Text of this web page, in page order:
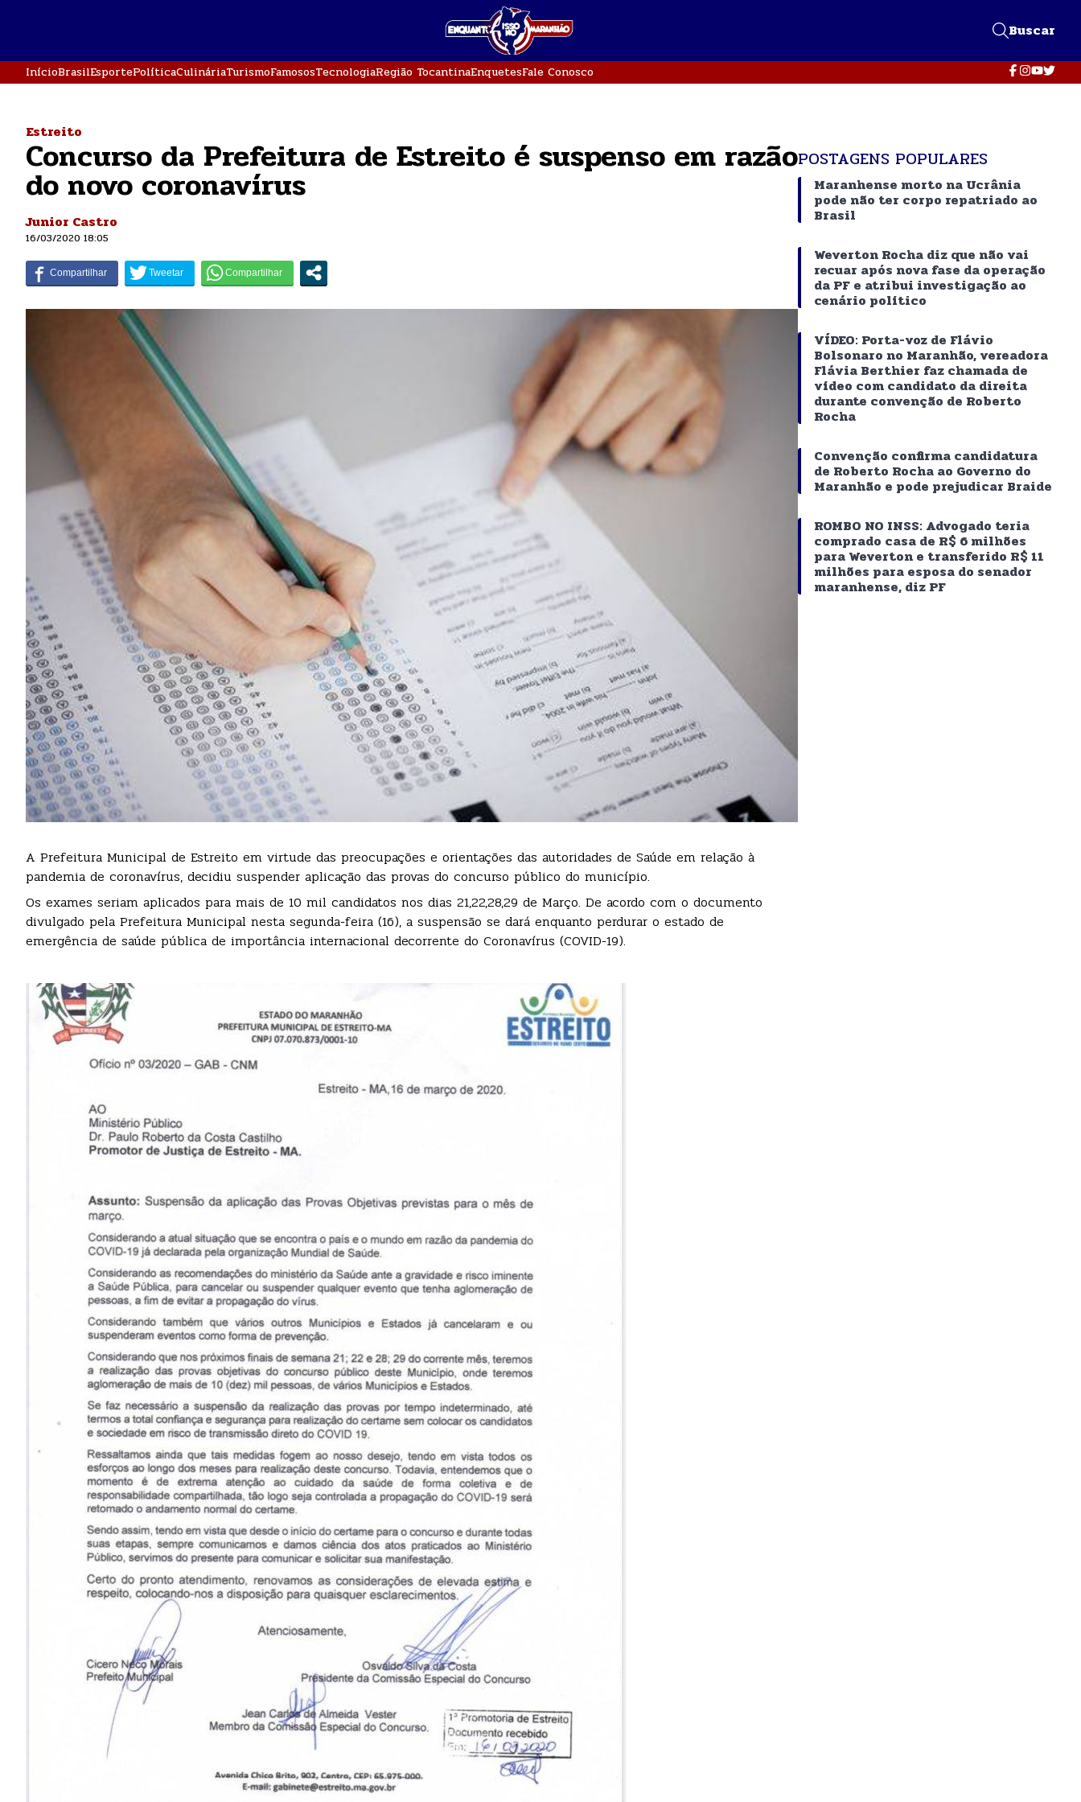
Buscar
InícioBrasilEsportePolíticaCulináriaTurismoFamososTecnologiaRegião TocantinaEnquetesFale Conosco
Estreito
Concurso da Prefeitura de Estreito é suspenso em razão
do novo coronavírus
Junior Castro
16/03/2020 18:05
A Prefeitura Municipal de Estreito em virtude das preocupações e orientações das autoridades de Saúde em relação à
pandemia de coronavírus, decidiu suspender aplicação das provas do concurso público do município.
Os exames seriam aplicados para mais de 10 mil candidatos nos dias 21,22,28,29 de Março. De acordo com o documento
divulgado pela Prefeitura Municipal nesta segunda-feira (16), a suspensão se dará enquanto perdurar o estado de
emergência de saúde pública de importância internacional decorrente do Coronavírus (COVID-19).
POSTAGENS POPULARES
Maranhense morto na Ucrânia
pode não ter corpo repatriado ao
Brasil
Weverton Rocha diz que não vai
recuar após nova fase da operação
da PF e atribui investigação ao
cenário político
VÍDEO: Porta-voz de Flávio
Bolsonaro no Maranhão, vereadora
Flávia Berthier faz chamada de
vídeo com candidato da direita
durante convenção de Roberto
Rocha
Convenção confirma candidatura
de Roberto Rocha ao Governo do
Maranhão e pode prejudicar Braide
ROMBO NO INSS: Advogado teria
comprado casa de R$ 6 milhões
para Weverton e transferido R$ 11
milhões para esposa do senador
maranhense, diz PF